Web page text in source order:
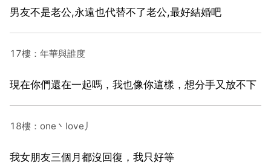
男友不是老公,永遠也代替不了老公,最好結婚吧
17樓：年華與誰度
現在你們還在一起嗎，我也像你這樣，想分手又放不下
18樓：one丶love丿
我女朋友三個月都沒回復，我只好等